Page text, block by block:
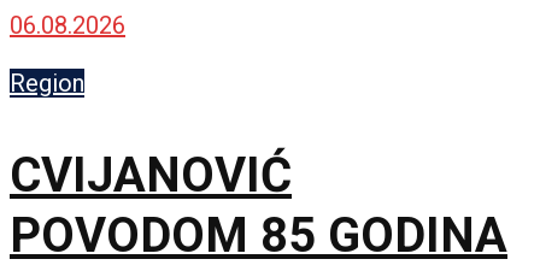
06.08.2026
Region
CVIJANOVIĆ
POVODOM 85 GODINA